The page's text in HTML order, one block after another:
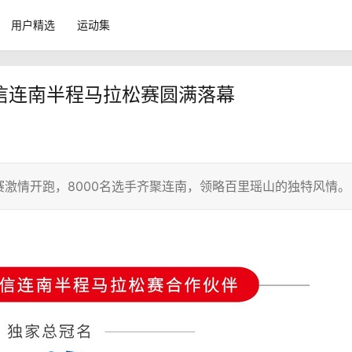
用户精选 运动集
南半程马拉松赛圆满落幕
情开跑，8000名选手齐聚连南，领略百里瑶山的独特风情。